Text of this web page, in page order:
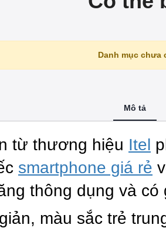
Danh mục chưa
Mô tả
từ thương hiệu Itel
smartphone giá rẻ
thông dụng và có
màu sắc trẻ